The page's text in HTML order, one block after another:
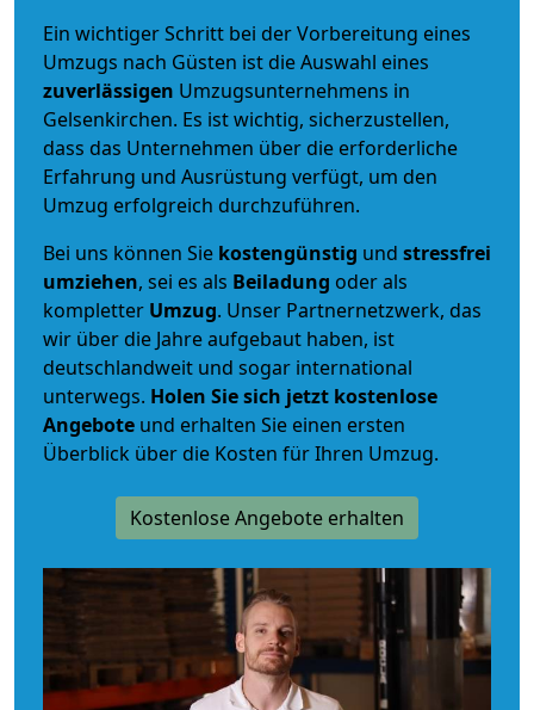
Ein wichtiger Schritt bei der Vorbereitung eines
Umzugs nach Güsten ist die Auswahl eines
zuverlässigen Umzugsunternehmens in
Gelsenkirchen. Es ist wichtig, sicherzustellen,
dass das Unternehmen über die erforderliche
Erfahrung und Ausrüstung verfügt, um den
Umzug erfolgreich durchzuführen.
Bei uns können Sie kostengünstig und stressfrei
umziehen, sei es als Beiladung oder als
kompletter Umzug. Unser Partnernetzwerk, das
wir über die Jahre aufgebaut haben, ist
deutschlandweit und sogar international
unterwegs. Holen Sie sich jetzt kostenlose
Angebote und erhalten Sie einen ersten
Überblick über die Kosten für Ihren Umzug.
Kostenlose Angebote erhalten